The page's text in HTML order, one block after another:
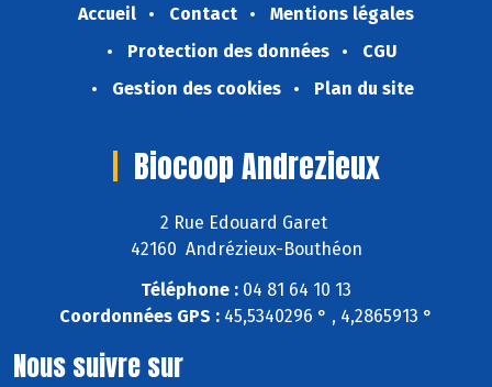
Accueil Contact
Mentions légales
Protection des données
CGU
Gestion des cookies
Plan du site
Biocoop Andrezieux
2 Rue Edouard Garet
42160 Andrézieux-Bouthéon
Téléphone : 04 81 64 10 13
Coordonnées GPS : 45,5340296 ° , 4,2865913 °
Nous suivre sur